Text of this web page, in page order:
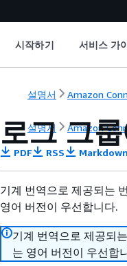
시작하기 서비스 가
설명서 Amazon
설명서 Amazon
로그 그
PDF RSS Markdown
기계 번역으로 제공되는
영어 버전이 우선합니다.
기계 번역으로 제공되
는 영어 버전이 우선합